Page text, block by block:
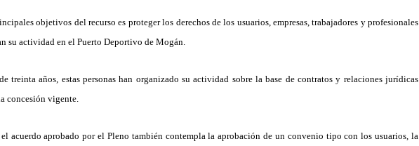
objetivos del recurso es proteger los derechos de los usuarios, empresas, trabajadores y profesionales
su actividad en el Puerto Deportivo de Mogán.
treinta años, estas personas han organizado su actividad sobre la base de contratos y relaciones jurídicas
concesión vigente.
acuerdo aprobado por el Pleno también contempla la aprobación de un convenio tipo con los usuarios, la